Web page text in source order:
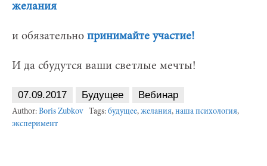
желания
и обязательно принимайте участие!
И да сбудутся ваши светлые мечты!
07.09.2017 Будущее Вебинар
Author: Boris Zubkov Tags: будущее, желания, наша психология,
эксперимент